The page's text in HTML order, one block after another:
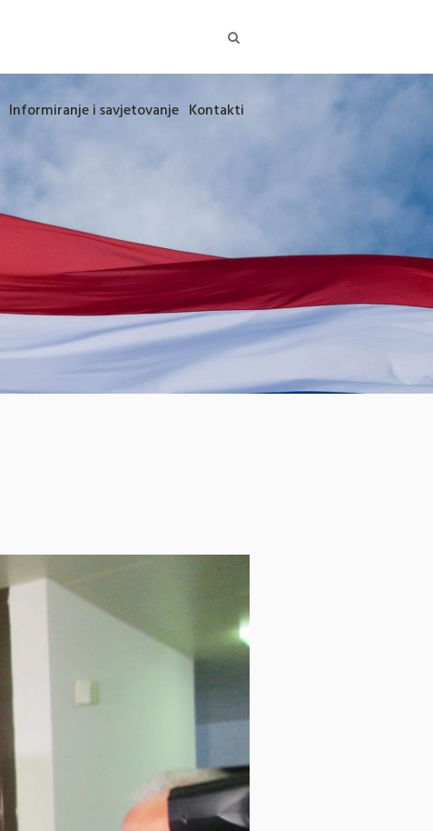
Informiranje i savjetovanje Kontakti